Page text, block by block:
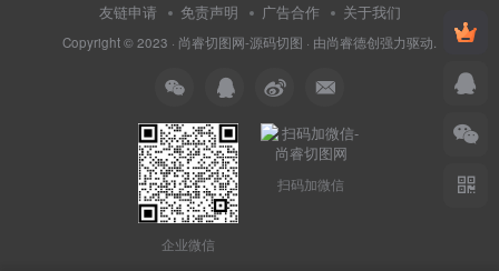
友链申请 免责声明 广告合作 关于我们
Copyright © 2023 · 尚睿切图网-源码切图 · 由尚睿德创强力驱动.
企业微信
扫码加微信